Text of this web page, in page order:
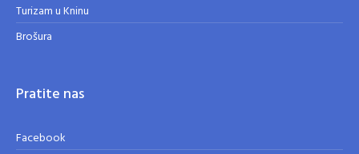
Turizam u Kninu
Brošura
Pratite nas
Facebook